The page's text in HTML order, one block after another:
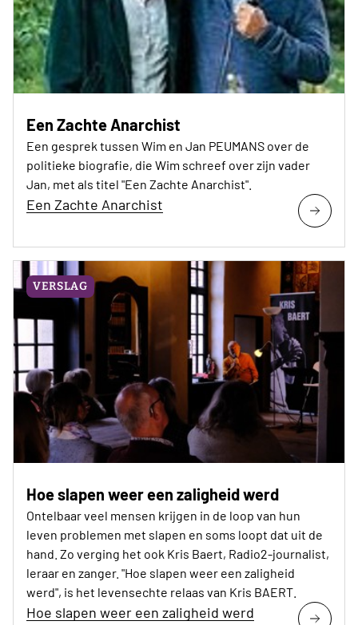
Een Zachte Anarchist
Een gesprek tussen Wim en Jan PEUMANS over de
politieke biografie, die Wim schreef over zijn vader
Jan, met als titel "Een Zachte Anarchist".
Een Zachte Anarchist
VERSLAG
Hoe slapen weer een zaligheid werd
Ontelbaar veel mensen krijgen in de loop van hun
leven problemen met slapen en soms loopt dat uit de
hand. Zo verging het ook Kris Baert, Radio2-journalist,
leraar en zanger. "Hoe slapen weer een zaligheid
werd", is het levensechte relaas van Kris BAERT.
Hoe slapen weer een zaligheid werd